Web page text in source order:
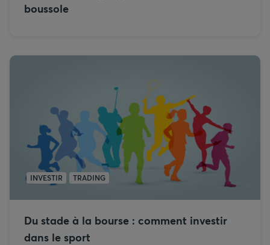
boussole
INVESTIR TRADING
Du stade à la bourse : comment investir
dans le sport